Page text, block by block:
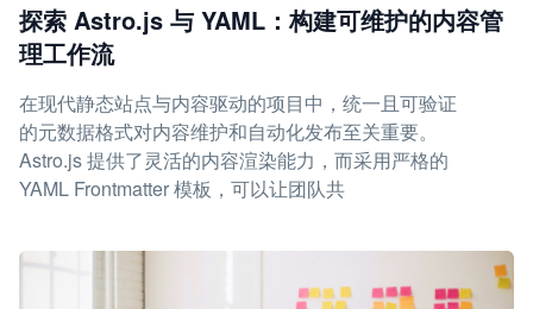
探索 Astro.js 与 YAML：构建可维护的内容管
理工作流
在现代静态站点与内容驱动的项目中，统一且可验证
的元数据格式对内容维护和自动化发布至关重要。
Astro.js 提供了灵活的内容渲染能力，而采用严格的
YAML Frontmatter 模板，可以让团队共